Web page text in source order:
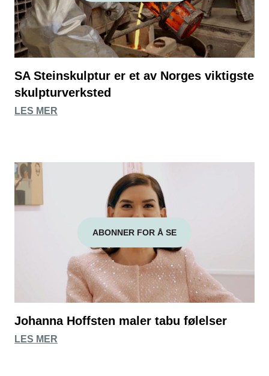
SA Steinskulptur er et av Norges viktigste
skulpturverksted
LES MER
ABONNER FOR Å SE
Johanna Hoffsten maler tabu følelser
LES MER